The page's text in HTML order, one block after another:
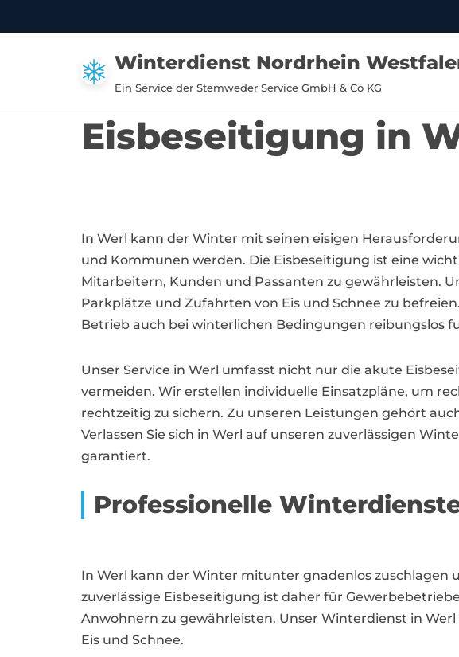
Winterdienst Nordrhein
Ein Service der Stemweder Service GmbH & Co KG
Eisbeseitigung in
In Werl kann der Winter mit seinen eisigen
und Kommunen werden. Die Eisbeseitigung ist eine
Mitarbeitern, Kunden und Passanten zu gewährleisten.
Parkplätze und Zufahrten von Eis und Schnee zu
Betrieb auch bei winterlichen Bedingungen reibungslos
Unser Service in Werl umfasst nicht nur die akute
vermeiden. Wir erstellen individuelle Einsatzpläne, um
rechtzeitig zu sichern. Zu unseren Leistungen gehört
Verlassen Sie sich in Werl auf unseren zuverlässigen
garantiert.
Professionelle
In Werl kann der Winter mitunter gnadenlos zuschlagen
zuverlässige Eisbeseitigung ist daher für
Anwohnern zu gewährleisten. Unser Winterdienst in
Eis und Schnee.